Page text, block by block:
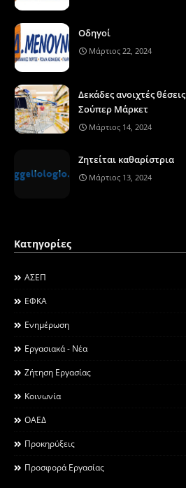
Οδηγοί
Μάρτιος 22, 2024
Δεκάδες ανοιχτές
Σούπερ Μάρκετ
Μάρτιος 14, 2024
Ζητείται καθαρίστρια
Μάρτιος 13, 2024
Κατηγορίες
ΑΣΕΠ
ΕΦΚΑ
Ενημέρωση
Εργασιακά - Νέα
Ζήτηση Εργασίας
Κοινωνία
ΟΑΕΔ
Προκηρύξεις
Προσφορά Εργασίας